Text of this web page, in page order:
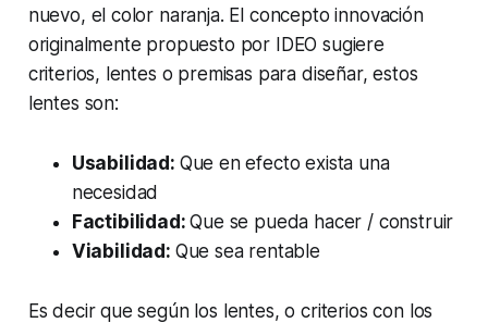
nuevo, el color naranja. El concepto innovación
originalmente propuesto por IDEO sugiere
criterios, lentes o premisas para diseñar, estos
lentes son:
Usabilidad: Que en efecto exista una
necesidad
Factibilidad:Que se pueda hacer / construir
Viabilidad: Que sea rentable
Es decir que según los lentes, o criterios con los